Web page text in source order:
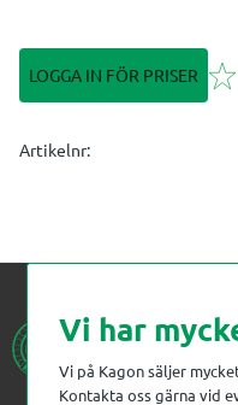
LOGGA IN FÖR PRISER
Artikelnr
Vi har
Vi på Kagon säljer
Kontakta oss gärna vid